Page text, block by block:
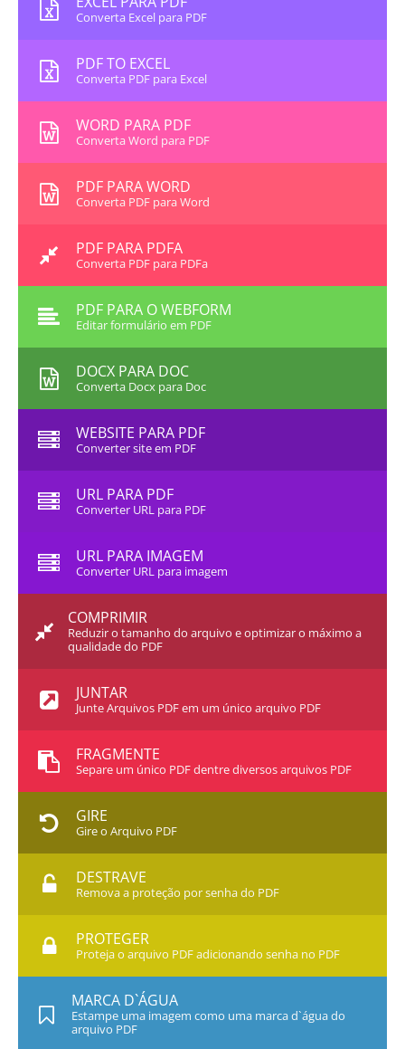
Converta Excel para PDF
PDF TO EXCEL
Converta PDF para Excel
WORD PARA PDF
Converta Word para PDF
PDF PARA WORD
Converta PDF para Word
PDF PARA PDFA
Converta PDF para PDFa
PDF PARA O WEBFORM
Editar formulário em PDF
DOCX PARA DOC
Converta Docx para Doc
WEBSITE PARA PDF
Converter site em PDF
URL PARA PDF
Converter URL para PDF
URL PARA IMAGEM
Converter URL para imagem
COMPRIMIR
Reduzir o tamanho do arquivo e optimizar o máximo a
qualidade do PDF
JUNTAR
Junte Arquivos PDF em um único arquivo PDF
FRAGMENTE
Separe um único PDF dentre diversos arquivos PDF
GIRE
Gire o Arquivo PDF
DESTRAVE
Remova a proteção por senha do PDF
PROTEGER
Proteja o arquivo PDF adicionando senha no PDF
MARCA D`ÁGUA
Estampe uma imagem como uma marca d`água do
arquivo PDF